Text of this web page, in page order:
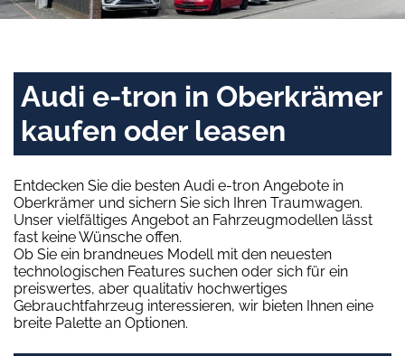
Audi e-tron in Oberkrämer
kaufen oder leasen
Entdecken Sie die besten Audi e-tron Angebote in
Oberkrämer und sichern Sie sich Ihren Traumwagen.
Unser vielfältiges Angebot an Fahrzeugmodellen lässt
fast keine Wünsche offen.
Ob Sie ein brandneues Modell mit den neuesten
technologischen Features suchen oder sich für ein
preiswertes, aber qualitativ hochwertiges
Gebrauchtfahrzeug interessieren, wir bieten Ihnen eine
breite Palette an Optionen.